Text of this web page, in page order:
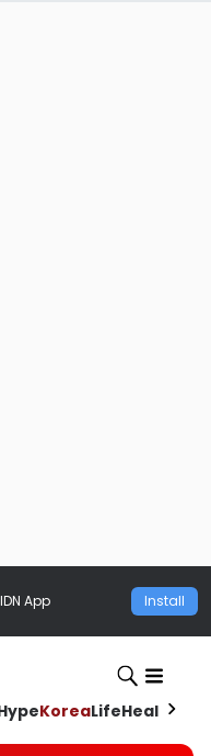
App Install
KoreaLifeHealth